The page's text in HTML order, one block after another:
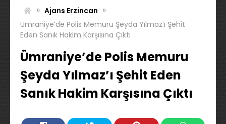
» Ajans Erzincan »
Ümraniye’de Polis Memuru Şeyda Yılmaz’ı Şehit
Eden Sanık Hakim Karşısına Çıktı
Ümraniye’de Polis Memuru
Şeyda Yılmaz’ı Şehit Eden
Sanık Hakim Karşısına Çıktı